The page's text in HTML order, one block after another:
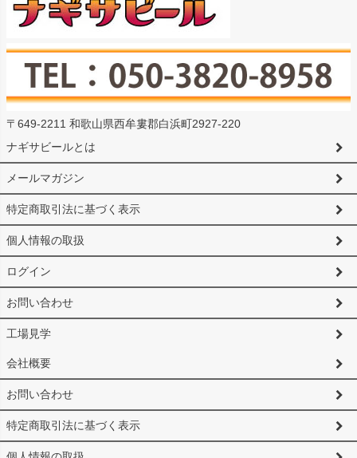
〒649-2211 和歌山県西牟婁郡白浜町2927-220
ナギサビールとは
メールマガジン
特定商取引法に基づく表示
個人情報の取扱
ログイン
お問い合わせ
工場見学
会社概要
お問い合わせ
特定商取引法に基づく表示